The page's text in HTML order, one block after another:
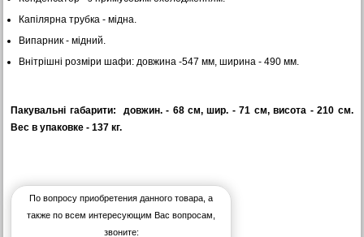
Капілярна трубка - мідна.
Випарник - мідний.
Внітрішні розміри шафи: довжина -547 мм, ширина - 490 мм.
Пакувальні габарити: довжин. - 68 см, шир. - 71 см, висота - 210 см.
Вес в упаковке - 137 кг.
По вопросу приобретения данного товара, а
также по всем интересующим Вас вопросам,
звоните: